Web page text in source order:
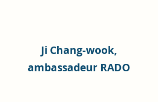
Ji Chang-wook,
ambassadeur RADO